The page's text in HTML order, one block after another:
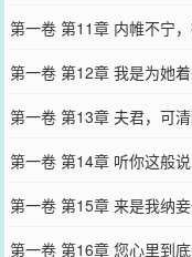
第一卷 第11章 内帷不宁
第一卷 第12章 我是为她
第一卷 第13章 夫君，可清
第一卷 第14章 听你这般
第一卷 第15章 来是我纳
第一卷 第16章 您心里到